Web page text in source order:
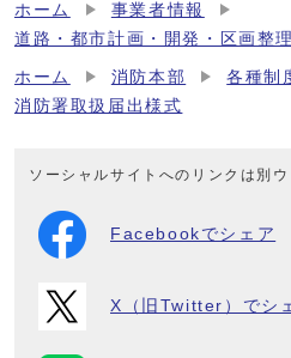
ホーム
事業者情報
道路・都市計画・開発・区画整理
ホーム 消防本部
各種制
消防署取扱届出様式
ソーシャルサイトへのリンクは別
Facebookでシェア
X（旧Twitter）でシ